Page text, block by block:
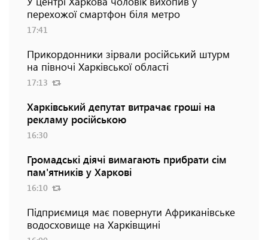
перехожої смартфон біля метро
17:41
Прикордонники зірвали російський штурм
на півночі Харківської області
17:13
Харківський депутат витрачає гроші на
рекламу російською
16:30
Громадські діячі вимагають прибрати сім
пам'ятників у Харкові
16:10
Підприємиця має повернути Африканівське
водосховище на Харківщині